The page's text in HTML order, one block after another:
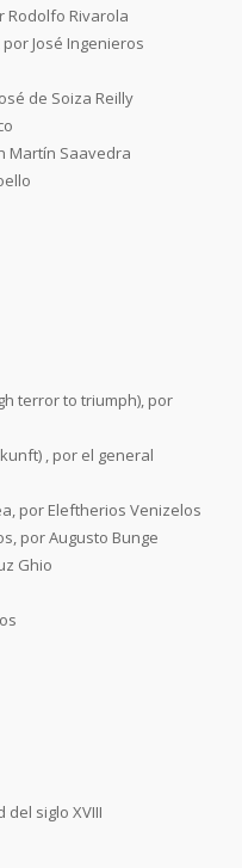
Rodolfo Rivarola
José Ingenieros
de Soiza Reilly
Martín Saavedra
terror to triumph), por
, por el general
por Eleftherios Venizelos
por Augusto Bunge
Ghio
siglo XVIII